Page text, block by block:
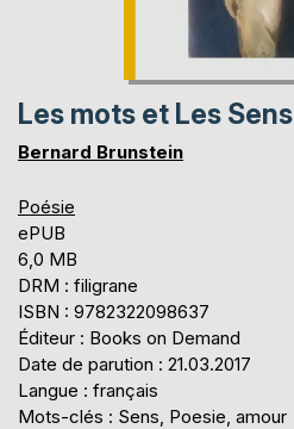
Les mots et Les Sens
Bernard Brunstein
Poésie
ePUB
6,0 MB
DRM : filigrane
ISBN : 9782322098637
Éditeur : Books on Demand
Date de parution : 21.03.2017
Langue : français
Mots-clés : Sens, Poesie, amour